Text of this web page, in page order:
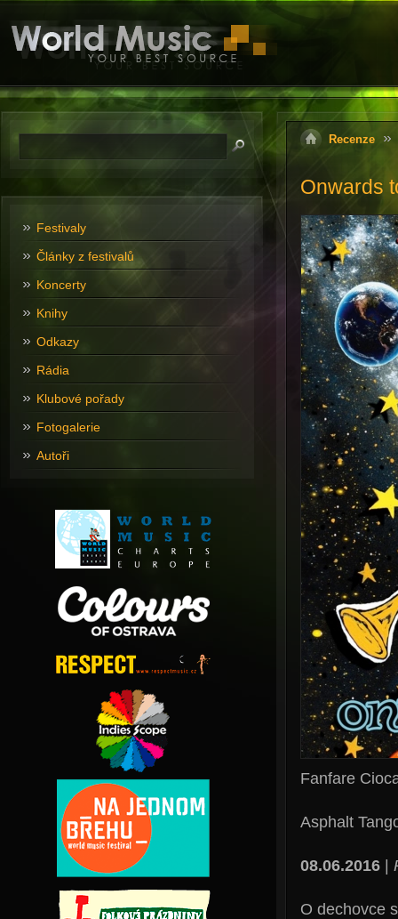
Recenze
Onwards
Fanfare
Asphalt
08.06.2016|
O dechovce
Festivaly
Články z festivalů
Koncerty
Knihy
Odkazy
Rádia
Klubové pořady
Fotogalerie
Autoři